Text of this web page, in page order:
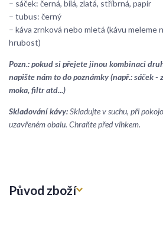
– sáček: černá, bílá, zlatá, stříbrná, papír
– tubus: černý
– káva zrnková nebo mletá (kávu meleme
hrubost)
Pozn.: pokud si přejete jinou kombinaci
napište nám to do poznámky (např.: sáček
moka, filtr atd...)
Skladování kávy:Skladujte v suchu, při
uzavřeném obalu. Chraňte před vlhkem.
Původ zboží